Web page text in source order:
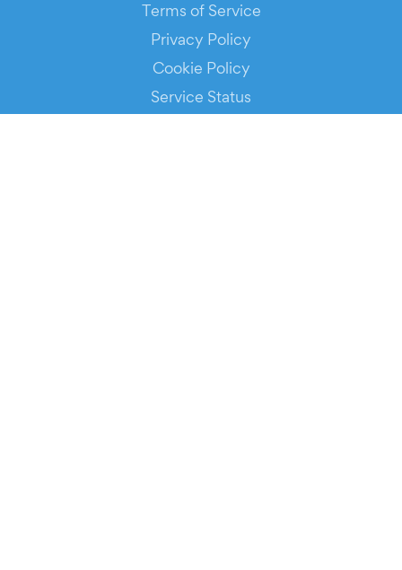
Terms of Service
Privacy Policy
Cookie Policy
Service Status